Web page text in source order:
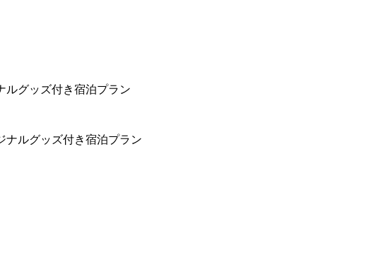
ルグッズ付き宿泊プラン
ルグッズ付き宿泊プラン